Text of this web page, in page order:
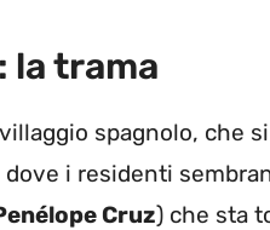
la trama
spagnolo, che
i residenti
Cruz) che sta